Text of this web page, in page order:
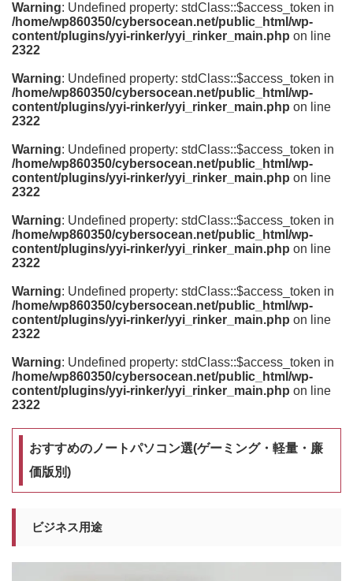
Warning: Undefined property: stdClass::$access_token in
/home/wp860350/cybersocean.net/public_html/wp-
content/plugins/yyi-rinker/yyi_rinker_main.php on line
2322
Warning: Undefined property: stdClass::$access_token in
/home/wp860350/cybersocean.net/public_html/wp-
content/plugins/yyi-rinker/yyi_rinker_main.php on line
2322
Warning: Undefined property: stdClass::$access_token in
/home/wp860350/cybersocean.net/public_html/wp-
content/plugins/yyi-rinker/yyi_rinker_main.php on line
2322
Warning: Undefined property: stdClass::$access_token in
/home/wp860350/cybersocean.net/public_html/wp-
content/plugins/yyi-rinker/yyi_rinker_main.php on line
2322
Warning: Undefined property: stdClass::$access_token in
/home/wp860350/cybersocean.net/public_html/wp-
content/plugins/yyi-rinker/yyi_rinker_main.php on line
2322
Warning: Undefined property: stdClass::$access_token in
/home/wp860350/cybersocean.net/public_html/wp-
content/plugins/yyi-rinker/yyi_rinker_main.php on line
2322
おすすめのノートパソコン選(ゲーミング・軽量・廉
価版別)
ビジネス用途